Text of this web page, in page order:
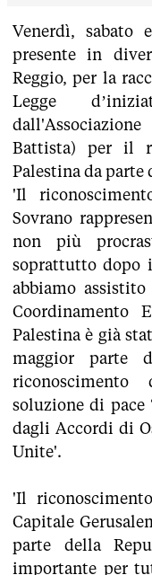
Venerdì, sabato
presente in
Reggio, per la
Legge
Battista) per il
Palestina da parte
'Il
Sovrano
non più
soprattutto dopo
abbiamo
Coordinamento
Palestina è già
maggior parte
soluzione di pace
dagli Accordi di
Unite'.
'Il
Capitale
parte della
importante per